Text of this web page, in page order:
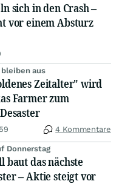
sich in den Crash –
vor einem Absturz
aus
Zeitalter" wird
Farmer zum
4 Kommentare
Donnerstag
baut das nächste
– Aktie steigt vor